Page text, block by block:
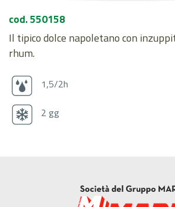
cod. 550158
Il tipico dolce napoletano con
rhum.
1,5/2h
2 gg